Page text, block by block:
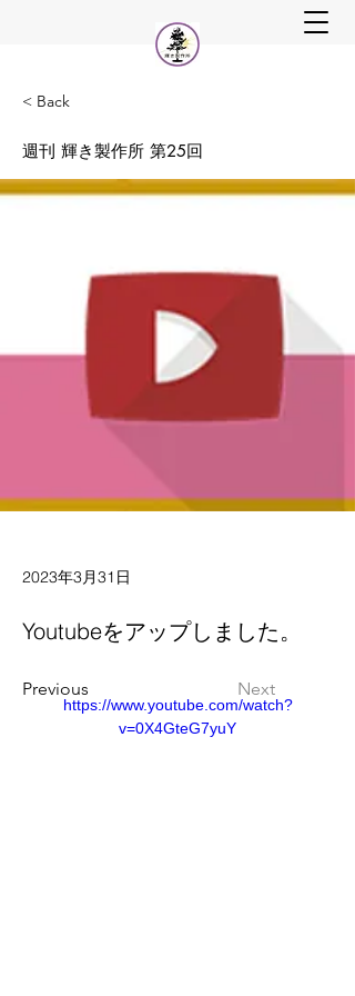
< Back
週刊 輝き製作所 第25回
2023年3月31日
Youtubeをアップしました。
Previous Next
https://www.youtube.com/watch?
v=0X4GteG7yuY